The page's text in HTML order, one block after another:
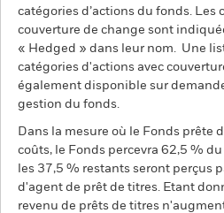
catégories d’actions du fonds. Les
couverture de change sont
« Hedged » dans leur nom. Une
catégories d'actions avec
également disponible sur
gestion du fonds.
Dans la mesure où le Fonds prête
coûts, le Fonds percevra 62,5 %
les 37,5 % restants seront perçus
d'agent de prêt de titres. Etant
revenu de prêts de titres